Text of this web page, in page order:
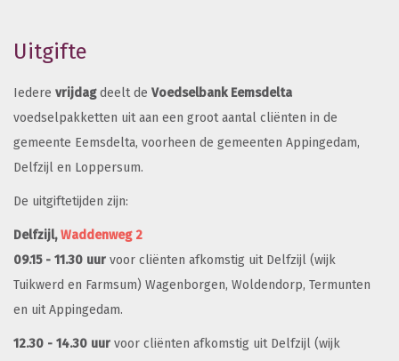
Uitgifte
Iedere vrijdagdeelt de Voedselbank Eemsdelta
voedselpakketten uit aan een groot aantal cliënten in de
gemeente Eemsdelta, voorheen de gemeenten Appingedam,
Delfzijl en Loppersum.
De uitgiftetijden zijn:
Delfzijl,Waddenweg 2
09.15 - 11.30 uur voor cliënten afkomstig uit Delfzijl (wijk
Tuikwerd en Farmsum) Wagenborgen, Woldendorp, Termunten
en uit Appingedam.
12.30 - 14.30 uur voor cliënten afkomstig uit Delfzijl (wijk